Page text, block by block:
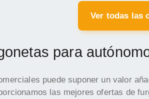
Ver todas las
para
puede suponer un valor
las mejores ofertas de